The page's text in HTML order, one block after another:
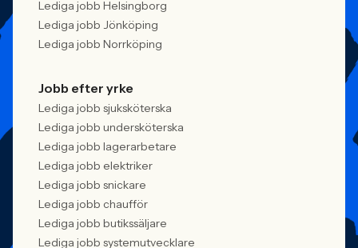
Lediga jobb Helsingborg
Lediga jobb Jönköping
Lediga jobb Norrköping
Jobb efter yrke
Lediga jobb sjuksköterska
Lediga jobb undersköterska
Lediga jobb lagerarbetare
Lediga jobb elektriker
Lediga jobb snickare
Lediga jobb chaufför
Lediga jobb butikssäljare
Lediga jobb systemutvecklare